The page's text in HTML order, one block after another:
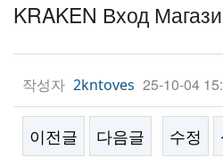
KRAKEN Вход
작성자 2kntoves 25-10-04
이전글 다음글 수정